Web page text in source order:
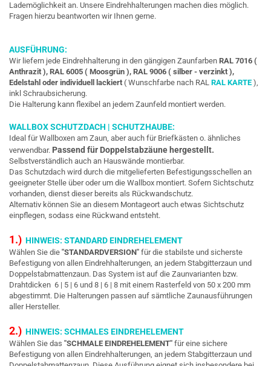
Lademöglichkeit an. Unsere Eindrehhalterungen machen dies möglich.
Fragen hierzu beantworten wir Ihnen gerne.
AUSFÜHRUNG:
Wir liefern jede Eindrehhalterung in den gängigen Zaunfarben RAL 7016 (
Anthrazit ), RAL 6005 ( Moosgrün ), RAL 9006 ( silber - verzinkt ),
Edelstahl oder individuell lackiert ( Wunschfarbe nach RAL RAL KARTE ),
inkl Schraubsicherung.
Die Halterung kann flexibel an jedem Zaunfeld montiert werden.
WALLBOX SCHUTZDACH | SCHUTZHAUBE:
Ideal für Wallboxen am Zaun, aber auch für Briefkästen o. ähnliches
verwendbar. Passend für Doppelstabzäune hergestellt.
Selbstverständlich auch an Hauswände montierbar.
Das Schutzdach wird durch die mitgelieferten Befestigungsschellen an
geeigneter Stelle über oder um die Wallbox montiert. Sofern Sichtschutz
vorhanden, dienst dieser bereits als Rückwandschutz.
Alternativ können Sie an diesem Montageort auch etwas Sichtschutz
einpflegen, sodass eine Rückwand entsteht.
1.) HINWEIS: STANDARD EINDREHELEMENT
Wählen Sie die "STANDARDVERSION" für die stabilste und sicherste
Befestigung von allen Eindrehhalterungen, an jedem Stabgitterzaun und
Doppelstabmattenzaun. Das System ist auf die Zaunvarianten bzw.
Drahtdicken 6 | 5 | 6 und 8 | 6 | 8 mit einem Rasterfeld von 50 x 200 mm
abgestimmt. Die Halterungen passen auf sämtliche Zaunausführungen
aller Hersteller.
2.) HINWEIS: SCHMALES EINDREHELEMENT
Wählen Sie das "SCHMALE EINDREHELEMENT" für eine sichere
Befestigung von allen Eindrehhalterungen, an jedem Stabgitterzaun und